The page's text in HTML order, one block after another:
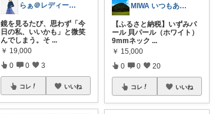
らぁ＠レディースファッション
鏡を見るたび、思わず「今
日の私、いいかも」と微笑
んでしまう。そ ...
￥ 19,000
0 0 3
コレ いいね
MIWA いつもありがとうございます❤
【ふるさと納税】いずみパ
ール 貝パール（ホワイト）
9mmネック ...
￥ 15,000
0 0 20
コレ いいね